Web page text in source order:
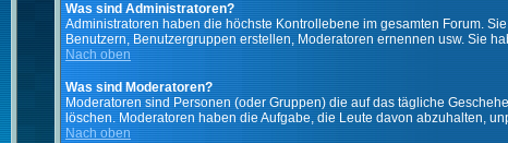
Was sind Administratoren?
Administratoren haben die höchste Kontrollebene im gesamten Forum.
Benutzern, Benutzergruppen erstellen, Moderatoren ernennen usw. Sie
Nach oben
Was sind Moderatoren?
Moderatoren sind Personen (oder Gruppen) die auf das tägliche
löschen. Moderatoren haben die Aufgabe, die Leute davon abzuhalten,
Nach oben